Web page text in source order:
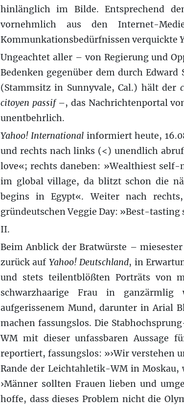
hinlänglich im Bilde. Entsprechend
vornehmlich aus den Internet-
Kommunkationsbedürfnissen verquickte
Ungeachtet aller – von Regierung und
Bedenken gegenüber dem durch
(Stammsitz in Sunnyvale, Cal.) hält der
citoyen passif–, das Nachrichtenportal
unentbehrlich.
Yahoo! International informiert heute,
und rechts nach links (<) unendlich
love«; rechts daneben: »Wealthiest
im global village, da blitzt schon die
begins in Egypt«. Weiter nach
gründeutschen Veggie Day: »Best-tasting
II.
Beim Anblick der Bratwürste –
zurück auf Yahoo! Deutschland, in
und stets teilentblößten Porträts von
schwarzhaarige Frau in
aufgerissenem Mund, darunter in Arial
machen fassungslos. Die
WM mit dieser unfassbaren Aussage
reportiert, fassungslos: »›Wir verstehen
Rande der Leichtahletik-WM in
›Männer sollten Frauen lieben und
hoffe, dass dieses Problem nicht die